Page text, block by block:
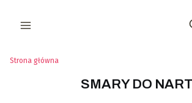
Strona główna
SMARY DO NART